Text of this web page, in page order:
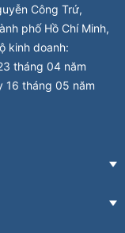
Công Trứ,
phố Hồ Chí Minh,
kinh doanh:
tháng 04 năm
16 tháng 05 năm